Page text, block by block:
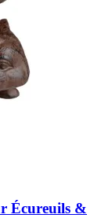
Écureuils &